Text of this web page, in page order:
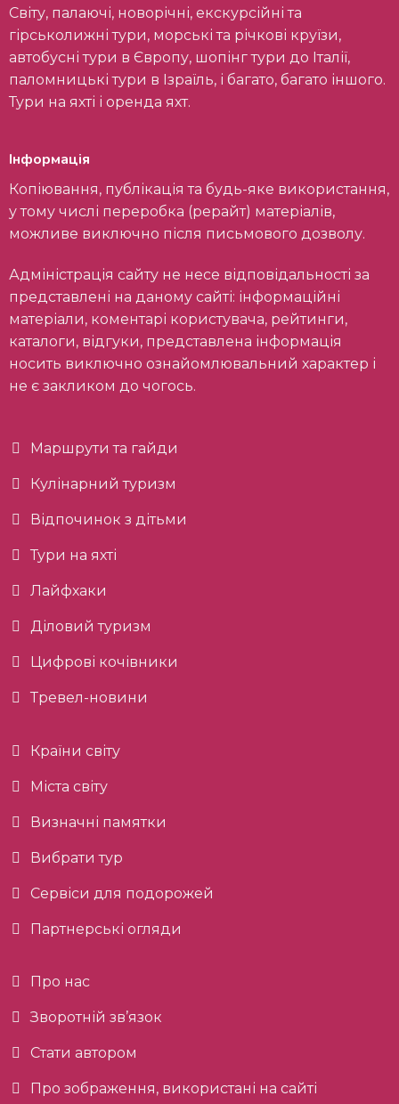
Світу, палаючі, новорічні, екскурсійні та
гірськолижні тури, морські та річкові круїзи,
автобусні тури в Європу, шопінг тури до Італії,
паломницькі тури в Ізраїль, і багато, багато іншого.
Тури на яхті і оренда яхт.
Інформація
Копіювання, публікація та будь-яке використання,
у тому числі переробка (рерайт) матеріалів,
можливе виключно після письмового дозволу.
Адміністрація сайту не несе відповідальності за
представлені на даному сайті: інформаційні
матеріали, коментарі користувача, рейтинги,
каталоги, відгуки, представлена інформація
носить виключно ознайомлювальний характер і
не є закликом до чогось.
Маршрути та гайди
Кулінарний туризм
Відпочинок з дітьми
Тури на яхті
Лайфхаки
Діловий туризм
Цифрові кочівники
Тревел-новини
Країни світу
Міста світу
Визначні памятки
Вибрати тур
Сервіси для подорожей
Партнерські огляди
Про нас
Зворотній зв’язок
Стати автором
Про зображення, використані на сайті